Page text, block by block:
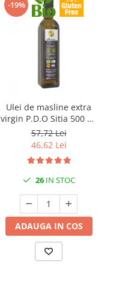
-19%
Ulei de masline extra
virgin P.D.O Sitia 500 ml
Kidonakis Bio
57,72 Lei
46,62 Lei
26IN STOC
ADAUGA IN COS